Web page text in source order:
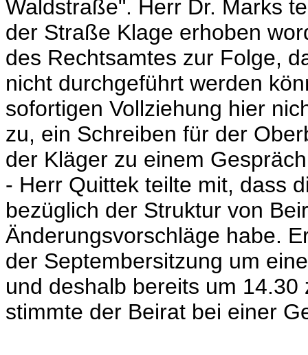
Waldstraße". Herr Dr. Marks
der Straße Klage erhoben
des Rechtsamtes zur Folge,
nicht durchgeführt werden
sofortigen Vollziehung hier
zu, ein Schreiben für der
der Kläger zu einem
- Herr Quittek teilte mit, dass
bezüglich der Struktur von
Änderungsvorschläge habe.
der Septembersitzung um
und deshalb bereits um
stimmte der Beirat bei einer